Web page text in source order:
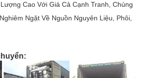
Cao Với Giá Cả Cạnh Tranh, Chúng
Ngặt Về Nguồn Nguyên Liệu, Phôi,